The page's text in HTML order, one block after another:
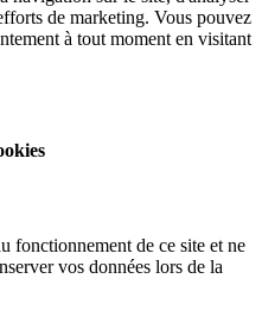
de marketing. Vous pouvez
à tout moment en visitant
fonctionnement de ce site et ne
vos données lors de la